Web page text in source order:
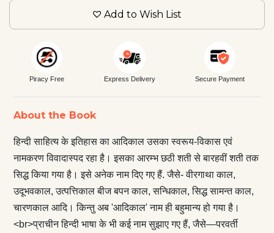
Add to Wish List
Piracy Free Express Delivery Secure Payment
About the Book
हिन्दी साहित्य के इतिहास का आदिकाल उसका स्वरूय-विकास एवं
नामकरण विवादास्पद रहा है। इसका आरम्भ छठी शती से बारहवीं शती तक
सिद्ध किया गया है। इसे अनेक नाम दिए गए हैं. जैसे- वीरगाथा काल,
उदूभवकाल, उत्पत्तिकाल बीज बपन काल, सन्धिकाल, सिद्ध सामन्त काल,
चारणकाल आदि। किन्तु अब 'आदिकाल' नाम ही बहुमान्य हो गया है।
<br>प्राचीन हिन्दी भाषा के भी कई नाम सुझाए गए हैं, जैसे—परवर्ती